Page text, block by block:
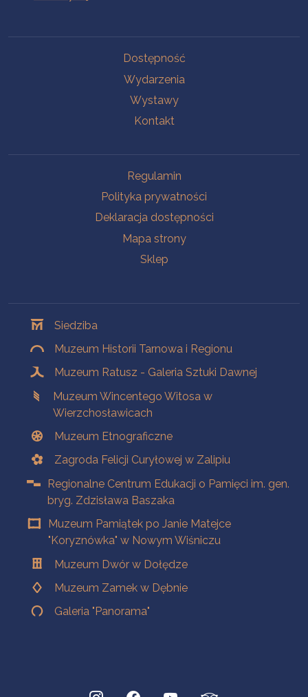
Dostępność
Wydarzenia
Wystawy
Kontakt
Regulamin
Polityka prywatności
Deklaracja dostępności
Mapa strony
Sklep
Siedziba
Muzeum Historii Tarnowa i Regionu
Muzeum Ratusz - Galeria Sztuki Dawnej
Muzeum Wincentego Witosa w
Wierzchosławicach
Muzeum Etnograficzne
Zagroda Felicji Curyłowej w Zalipiu
Regionalne Centrum Edukacji o Pamięci im. gen.
bryg. Zdzisława Baszaka
Muzeum Pamiątek po Janie Matejce
"Koryznówka" w Nowym Wiśniczu
Muzeum Dwór w Dołędze
Muzeum Zamek w Dębnie
Galeria "Panorama"